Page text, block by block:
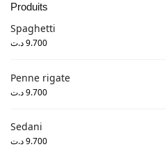
Produits
Spaghetti
9.700د.ت
Penne rigate
9.700د.ت
Sedani
9.700د.ت